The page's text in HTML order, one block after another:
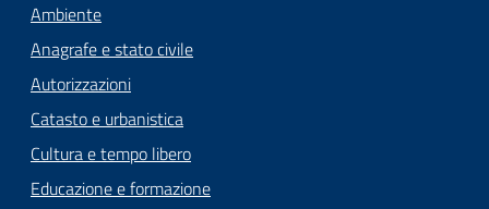
Ambiente
Anagrafe e stato civile
Autorizzazioni
Catasto e urbanistica
Cultura e tempo libero
Educazione e formazione